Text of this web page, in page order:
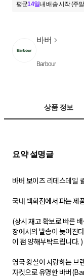
평균14일내 배송 시작 (주
바버
Barbour
상품 정보
요약 설명글
바버 보이즈 리데스데일
국내 백화점에서 파는 제
(상시 재고 확보로 빠른
장에서의 발송이 늦어진
이 점 양해부탁드립니다. )
영국 왕실이 사랑하는 브
자켓으로 유명한 바버